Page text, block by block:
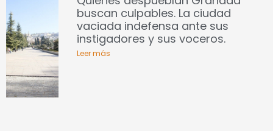
buscan culpables. La ciudad
vaciada indefensa ante sus
instigadores y sus voceros.
Leer más